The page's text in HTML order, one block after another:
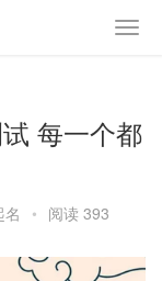
每一个都
名 • 阅读 393